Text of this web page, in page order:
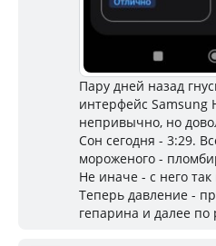
Пару дней назад
интерфейс Samsung
непривычно, но
Сон сегодня - 3:29.
мороженого -
Не иначе - с него так
Теперь давление -
гепарина и далее по